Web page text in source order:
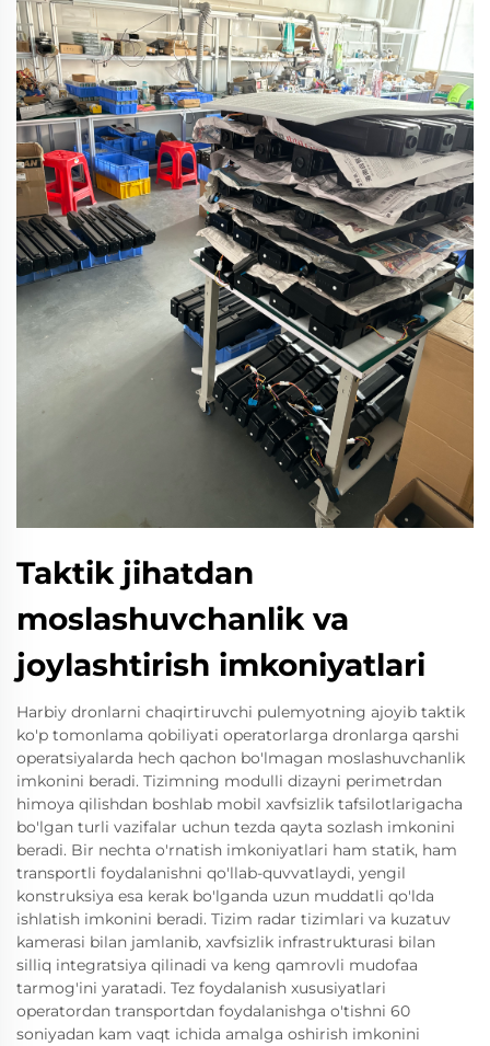
Taktik jihatdan
moslashuvchanlik va
joylashtirish imkoniyatlari
Harbiy dronlarni chaqirtiruvchi pulemyotning ajoyib taktik
ko'p tomonlama qobiliyati operatorlarga dronlarga qarshi
operatsiyalarda hech qachon bo'lmagan moslashuvchanlik
imkonini beradi. Tizimning modulli dizayni perimetrdan
himoya qilishdan boshlab mobil xavfsizlik tafsilotlarigacha
bo'lgan turli vazifalar uchun tezda qayta sozlash imkonini
beradi. Bir nechta o'rnatish imkoniyatlari ham statik, ham
transportli foydalanishni qo'llab-quvvatlaydi, yengil
konstruksiya esa kerak bo'lganda uzun muddatli qo'lda
ishlatish imkonini beradi. Tizim radar tizimlari va kuzatuv
kamerasi bilan jamlanib, xavfsizlik infrastrukturasi bilan
silliq integratsiya qilinadi va keng qamrovli mudofaa
tarmog'ini yaratadi. Tez foydalanish xususiyatlari
operatordan transportdan foydalanishga o'tishni 60
soniyadan kam vaqt ichida amalga oshirish imkonini